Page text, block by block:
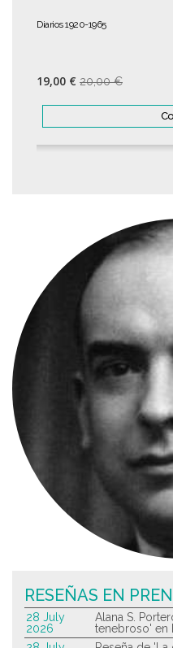
Diarios 1920-1965
19,00 € 20,00 €
RESEÑAS EN
28 July
2026
Alana S.
tenebroso' en